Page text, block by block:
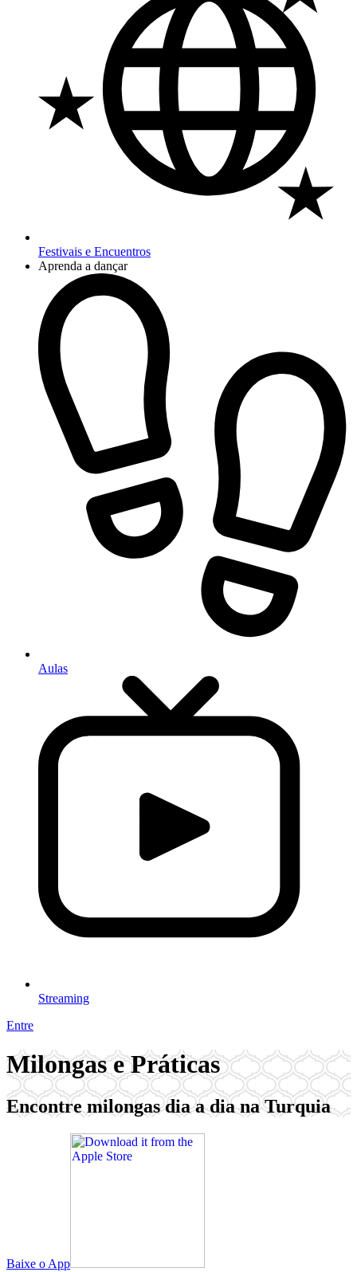
Festivais e Encuentros
Aprenda a dançar
Aulas
Streaming
Entre
Milongas e Práticas
Encontre milongas dia a dia na Turquia
Baixe o App